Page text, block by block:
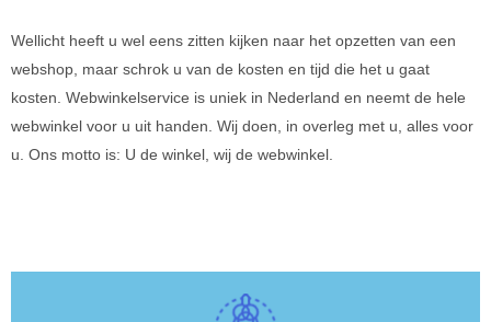
Wellicht heeft u wel eens zitten kijken naar het opzetten van een
webshop, maar schrok u van de kosten en tijd die het u gaat
kosten. Webwinkelservice is uniek in Nederland en neemt de hele
webwinkel voor u uit handen. Wij doen, in overleg met u, alles voor
u. Ons motto is: U de winkel, wij de webwinkel.